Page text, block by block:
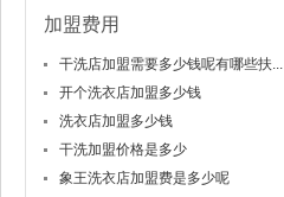
加盟费用
干洗店加盟需要多少钱呢有哪些扶...
开个洗衣店加盟多少钱
洗衣店加盟多少钱
干洗加盟价格是多少
象王洗衣店加盟费是多少呢